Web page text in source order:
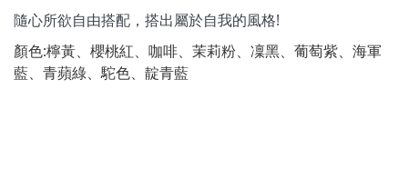
隨心所欲自由搭配， 搭出屬於自我的風格!
顏色:檸黃、櫻桃紅、咖啡、茉莉粉、凜黑、葡萄紫、海軍
藍、青蘋綠、駝色、靛青藍